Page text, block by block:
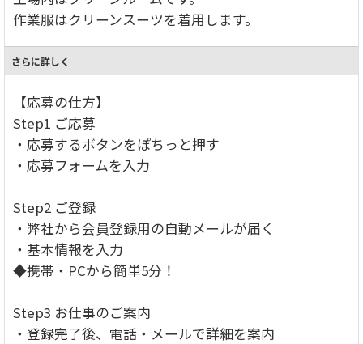
作業服はクリーンスーツを着用します。
さらに詳しく
【応募の仕方】
Step1 ご応募
・応募するボタンをぽちっと押す
・応募フォームを入力
Step2 ご登録
・弊社から会員登録用の自動メールが届く
・基本情報を入力
◆携帯・PCから簡単5分！
Step3 お仕事のご案内
・登録完了後、電話・メールで詳細を案内